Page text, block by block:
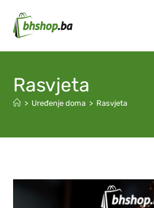
Rasvjeta
> Uređenje doma > Rasvjeta